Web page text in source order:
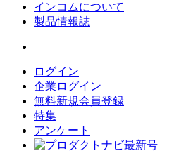
インコムについて
製品情報誌
ログイン
企業ログイン
無料新規会員登録
特集
アンケート